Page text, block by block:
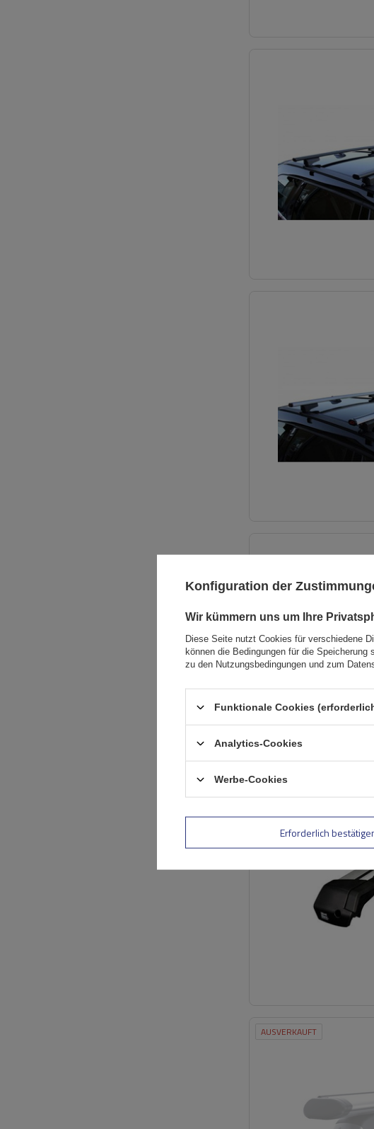
AUSVERKAUFT
Konfiguration der
Wir kümmern uns um Ihre
Diese Seite nutzt Cookies für verschiedene
können die Bedingungen für die
zu den Nutzungsbedingungen und zum
Funktionale Cookies
Analytics-Cookies
Werbe-Cookies
Erforderlich